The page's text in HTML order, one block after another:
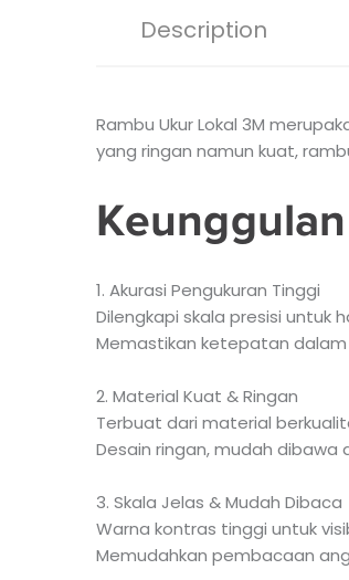
Description
Rambu Ukur Lokal 3M
yang ringan namun kuat,
1. Akurasi Pengukuran Tinggi
Dilengkapi skala presisi untuk
Memastikan ketepatan
2. Material Kuat & Ringan
Terbuat dari material
Desain ringan, mudah dibawa
3. Skala Jelas & Mudah Dibaca
Warna kontras tinggi untuk
Memudahkan pembacaan